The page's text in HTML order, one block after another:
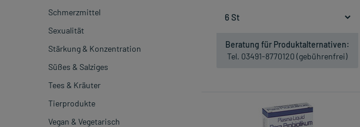
Schmerzmittel
Sexualität
Stärkung & Konzentration
Süßes & Salziges
Tees & Kräuter
Tierprodukte
Vegan & Vegetarisch
Beratung für Produktalternativen:
Tel. 03491-8770120 (gebührenfrei)